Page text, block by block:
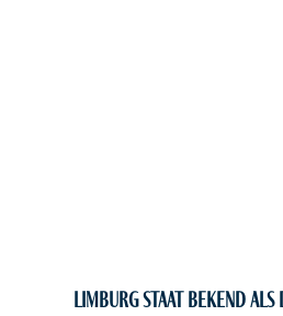
Limburg staat bekend